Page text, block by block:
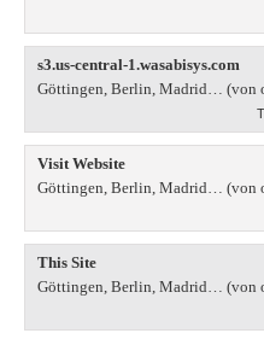
s3.us-central-1.wasabisys.com
Göttingen, Berlin, Madrid… (von
Visit Website
Göttingen, Berlin, Madrid… (von
This Site
Göttingen, Berlin, Madrid… (von